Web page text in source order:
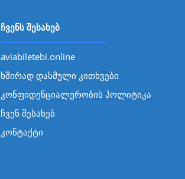
ჩვენს შესახებ
aviabiletebi.online
ხშირად დასმული კითხვები
კონფიდენციალურობის პოლიტიკა
ჩვენ შესახებ
კონტაქტი